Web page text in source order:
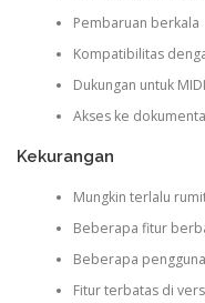
Pembaruan berkala
Kompatibilitas
Dukungan untuk MIDI
Akses ke
Kekurangan
Mungkin terlalu
Beberapa fitur
Beberapa
Fitur terbatas di